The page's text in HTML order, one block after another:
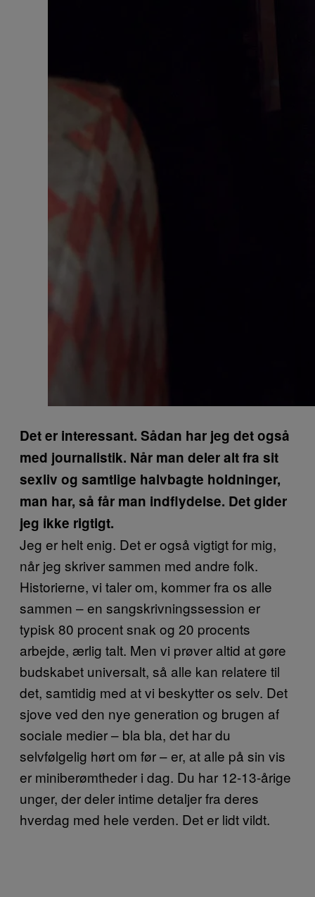
Det er interessant. Sådan har jeg det også
med journalistik. Når man deler alt fra sit
sexliv og samtlige halvbagte holdninger,
man har, så får man indflydelse. Det gider
jeg ikke rigtigt.
Jeg er helt enig. Det er også vigtigt for mig,
når jeg skriver sammen med andre folk.
Historierne, vi taler om, kommer fra os alle
sammen – en sangskrivningssession er
typisk 80 procent snak og 20 procents
arbejde, ærlig talt. Men vi prøver altid at gøre
budskabet universalt, så alle kan relatere til
det, samtidig med at vi beskytter os selv. Det
sjove ved den nye generation og brugen af
sociale medier – bla bla, det har du
selvfølgelig hørt om før – er, at alle på sin vis
er miniberømtheder i dag. Du har 12-13-årige
unger, der deler intime detaljer fra deres
hverdag med hele verden. Det er lidt vildt.